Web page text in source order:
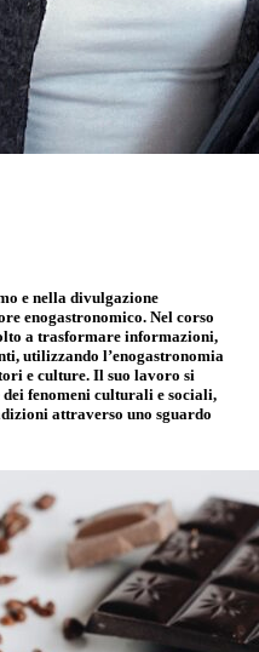
e nella divulgazione
enogastronomico. Nel corso
a trasformare informazioni,
utilizzando l’enogastronomia
e culture. Il suo lavoro si
fenomeni culturali e sociali,
attraverso uno sguardo